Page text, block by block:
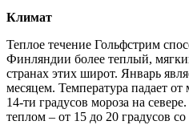
Климат
Теплое течение Гольфстрим
Финляндии более теплый,
странах этих широт. Январь
месяцем. Температура падает
14-ти градусов мороза на
теплом – от 15 до 20 градусов